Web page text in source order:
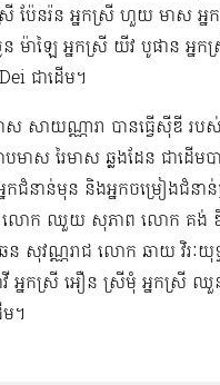
ប៉ែនរ៉ន អ្នកស្រី ហួយ មាស អ្ន
ាឡៃ អ្នកស្រី យីវ​ បូផាន​ អ្ន
ជាដើម។
ស សាយណ្ណារា បានធ្វើស៊ីឌី ​រ
មាស រៃមាស​ ឆ្លងដែន ជាដ
កជំនាន់មុន និងអ្នកចម្រៀង
លោក ឈួយ សុភាព លោក គ
ណ្ណរាជ លោក ឆាយ វិរៈយុទ្ធ
នកស្រី អឿន ស្រីមុំ អ្នកស្រី ឈួ
។